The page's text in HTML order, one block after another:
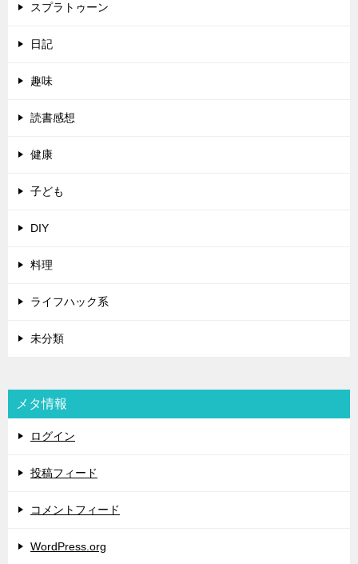
スプラトゥーン
日記
趣味
読書感想
健康
子ども
DIY
料理
ライフハック系
未分類
メタ情報
ログイン
投稿フィード
コメントフィード
WordPress.org